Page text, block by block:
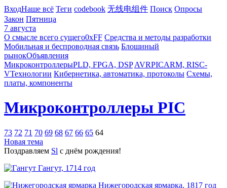
ВходНаше всё Теги codebook 无线电组件 Поиск Опросы
Закон Пятница
7 августа
О смысле всего сущего0xFF Средства и методы разработки
Мобильная и беспроводная связь Блошиный
рынокОбъявления
МикроконтроллерыPLD, FPGA, DSP AVRPICARM, RISC-
VТехнологии Кибернетика, автоматика, протоколы Схемы,
платы, компоненты
Микроконтроллеры PIC
73 72 71 70 69 68 67 66 65 64
Новая тема
Поздравляем Sl с днём рождения!
Гангут, 1714 год
Нижегородская ярмарка, 1817 год